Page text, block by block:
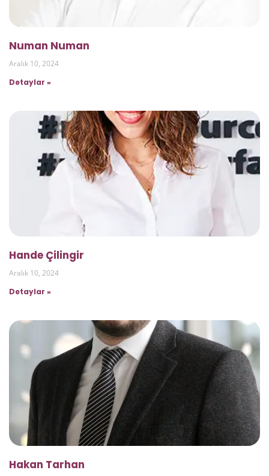
Numan Numan
Aralık 10, 2024
Detaylar »
Hande Çilingir
Aralık 10, 2024
Detaylar »
Hakan Tarhan